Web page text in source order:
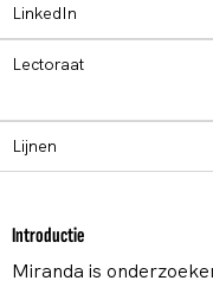
LinkedIn
Lectoraat
Lijnen
Introductie
Miranda is